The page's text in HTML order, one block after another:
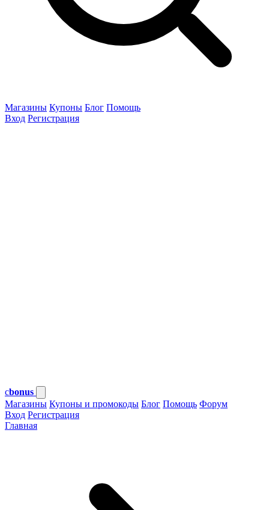
Магазины Купоны Блог Помощь
Вход Регистрация
cbonus
Магазины Купоны и промокоды Блог Помощь Форум
Вход Регистрация
Главная